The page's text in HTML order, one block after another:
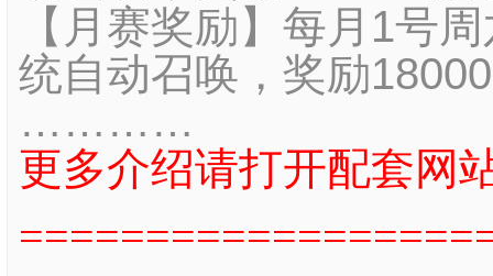
【月赛奖励】每月1号
统自动召唤，奖励
…………
更多介绍请打开配套